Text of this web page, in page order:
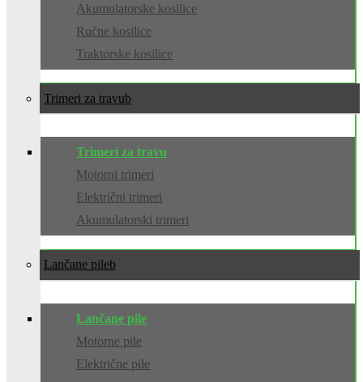
Akumulatorske kosilice
Ručne kosilice
Traktorske kosilice
Trimeri za travu
Trimeri za travu
Motorni trimeri
Električni trimeri
Akumulatorski trimeri
Lančane pile
Lančane pile
Motorne pile
Električne pile